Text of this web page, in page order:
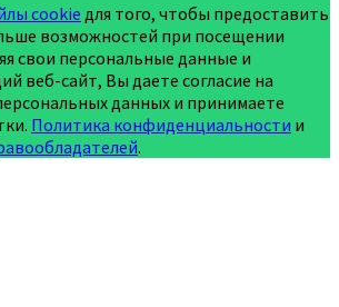
cookie для того, чтобы предоставить
возможностей при посещении
свои персональные данные и
веб-сайт, Вы даете согласие на
данных и принимаете
Политика конфиденциальности и
.